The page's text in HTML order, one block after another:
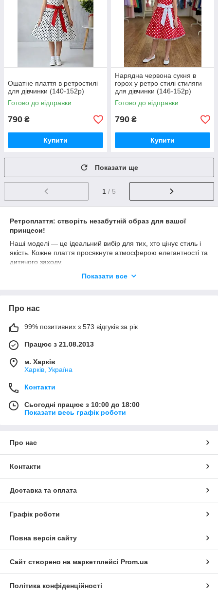
Ошатне плаття в ретростилі
для дівчинки (140-152р)
Готово до відправки
790 ₴
Купити
Нарядна червона сукня в
горох у ретро стилі стиляги
для дівчинки (146-152р)
Готово до відправки
790 ₴
Купити
Показати ще
1 / 5
Ретроплаття: створіть незабутній образ для вашої
принцеси!
Наші моделі — це ідеальний вибір для тих, хто цінує стиль і
якість. Кожне плаття просякнуте атмосферою елегантності та
дитячого заходу.
Де наші плаття матимуть найкращий вигляд?
будь-якого тематичного свята.
стандартного бального вбрання! Вінтажний крій
аристократичний образ.
Професійні фотосесії:
контрастні пояси та чіткі силуети 50-60х років. Ваші
Чому вибирають нас?
Ретельно підібрані тканини, які тримають форму
спідниці.
Широка палітра кольорів: від класичного чорно-білого
Показати все
Про нас
99% позитивних з 573 відгуків за рік
Працює з 21.08.2013
м. Харків
Харків, Україна
Контакти
Сьогодні працює з 10:00 до 18:00
Показати весь графік роботи
Про нас
Контакти
Доставка та оплата
Графік роботи
Повна версія сайту
Сайт створено на маркетплейсі Prom.ua
Політика конфіденційності